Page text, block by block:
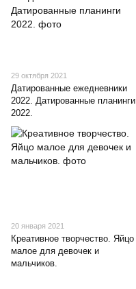
29 октября 2021
Датированные ежедневники
2022. Датированные планинги
2022.
20 января 2021
Креативное творчество. Яйцо
малое для девочек и
мальчиков.